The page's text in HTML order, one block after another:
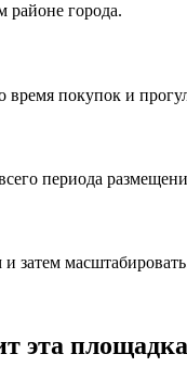
районе города.
время покупок и
периода
затем
эта площадка